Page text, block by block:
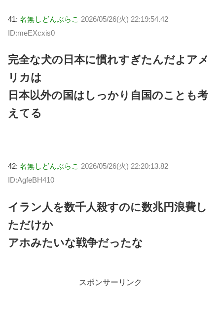
41: 名無しどんぶらこ 2026/05/26(火) 22:19:54.42
ID:meEXcxis0
完全な犬の日本に慣れすぎたんだよアメ
リカは
日本以外の国はしっかり自国のことも考
えてる
42: 名無しどんぶらこ 2026/05/26(火) 22:20:13.82
ID:AgfeBH410
イラン人を数千人殺すのに数兆円浪費し
ただけか
アホみたいな戦争だったな
スポンサーリンク